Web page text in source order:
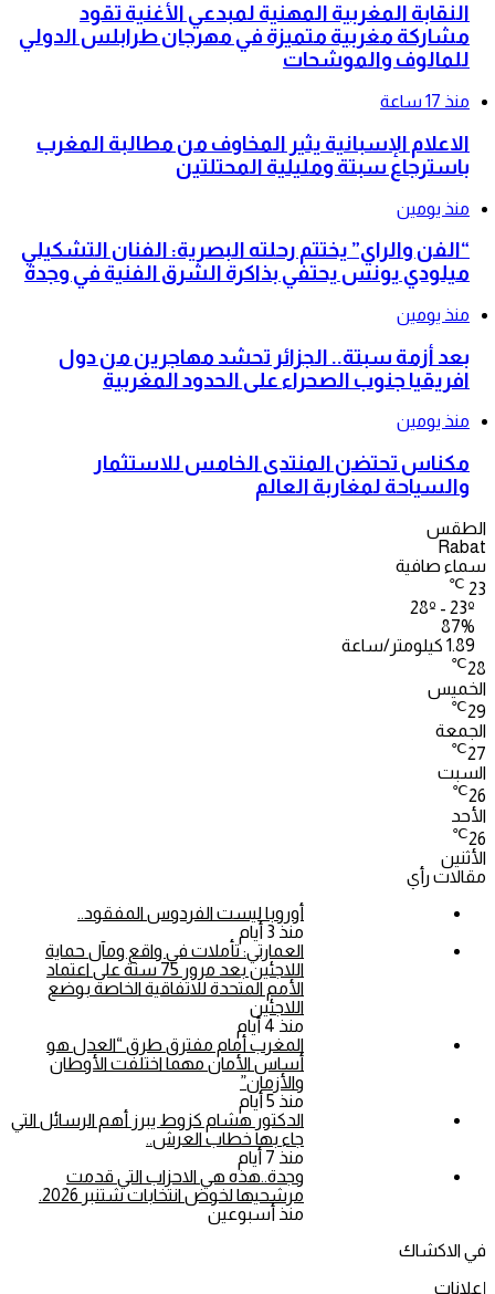
النقابة المغربية المهنية لمبدعي الأغنية تقود
مشاركة مغربية متميزة في مهرجان طرابلس الدولي
للمالوف والموشحات
منذ 17 ساعة
الاعلام الإسبانية يثير المخاوف من مطالبة المغرب
باسترجاع سبتة ومليلية المحتلتين
منذ يومين
“الفن والراي” يختتم رحلته البصرية: الفنان التشكيلي
ميلودي يونس يحتفي بذاكرة الشرق الفنية في وجدة
منذ يومين
بعد أزمة سبتة.. الجزائر تحشد مهاجرين من دول
افريقيا جنوب الصحراء على الحدود المغربية
منذ يومين
مكناس تحتضن المنتدى الخامس للاستثمار
والسياحة لمغاربة العالم
الطقس
Rabat
سماء صافية
23
℃
28º - 23º
87%
1.89 كيلومتر/ساعة
28
℃
الخميس
29
℃
الجمعة
27
℃
السبت
26
℃
الأحد
26
℃
الأثنين
مقالات رأي
أوروبا ليست الفردوس المفقود..
منذ 3 أيام
العمارتي: تأملات في واقع ومآل حماية
اللاجئين بعد مرور 75 سنة على اعتماد
الأمم المتحدة للاتفاقية الخاصة بوضع
اللاجئين
منذ 4 أيام
المغرب أمام مفترق طرق “العدل هو
أساس الأمان مهما اختلفت الأوطان
والأزمان”
منذ 5 أيام
الدكتور هشام كزوط يبرز أهم الرسائل التي
جاء بها خطاب العرش..
منذ 7 أيام
وجدة..هذه هي الاحزاب التي قدمت
مرشحيها لخوض انتخابات شتنبر 2026.
منذ أسبوعين
في الاكشاك
إعلانات